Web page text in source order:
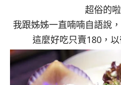
超俗的
我跟姊姊一直喃喃自語說
這麼好吃只賣180，以